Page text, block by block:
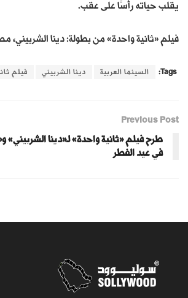
يقلب حياته رأسًا على عقب.
فيلم «ثانية واحدة» من بطولة: دينا
Tags: السينما العربية دينا الشربيني فيلم
Previous Post
طرح فيلم «ثانية واحدة» لـ«دينا
في عيد الفطر